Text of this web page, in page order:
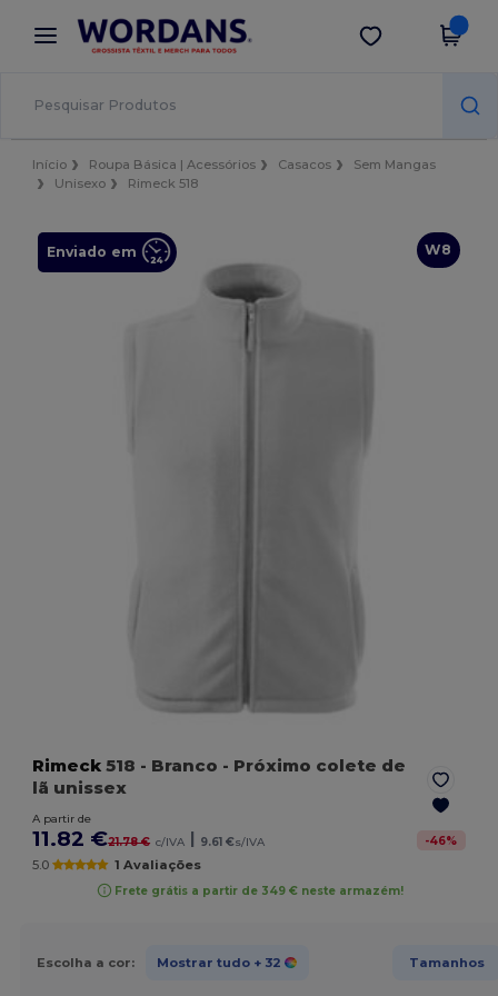
× App Wordans
Melhores preços na app!
Obter app
Início Roupa Básica | Acessórios Casacos
Sem Mangas
Unisexo
Rimeck 518
W8
Enviado em
Rimeck 518 - Branco - Próximo colete de
lã unissex
A partir de
11.82 €21.78 € c/IVA | 9.61 €s/IVA -46%
5.0 1 Avaliações
Frete grátis a partir de 349 € neste armazém!
Escolha a cor: Mostrar tudo + 32 Tamanhos